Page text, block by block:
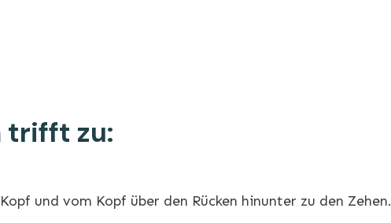
trifft zu:
und vom Kopf über den Rücken hinunter zu den Zehen.